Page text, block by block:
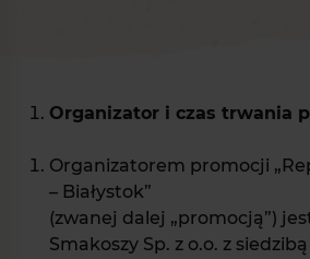
Organizator i czas trwania
Organizatorem promocji
– Białystok”
(zwanej dalej „promocją”)
Smakoszy Sp. z o.o. z